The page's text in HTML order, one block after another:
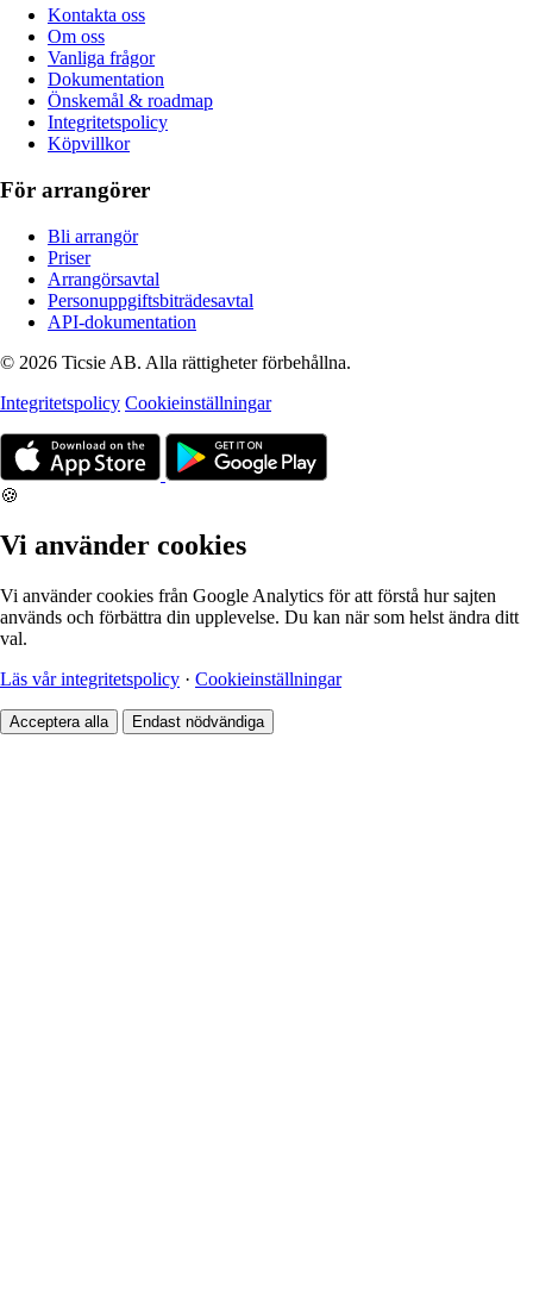
Kontakta oss
Om oss
Vanliga frågor
Dokumentation
Önskemål & roadmap
Integritetspolicy
Köpvillkor
För arrangörer
Bli arrangör
Priser
Arrangörsavtal
Personuppgiftsbiträdesavtal
API-dokumentation
© 2026 Ticsie AB. Alla rättigheter förbehållna.
Integritetspolicy Cookieinställningar
🍪
Vi använder cookies
Vi använder cookies från Google Analytics för att förstå hur sajten
används och förbättra din upplevelse. Du kan när som helst ändra ditt
val.
Läs vår integritetspolicy · Cookieinställningar
Acceptera alla Endast nödvändiga